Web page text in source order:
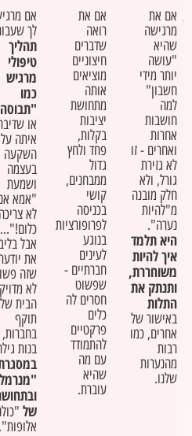
אם את
מרגישה
שהיא
"עושה
יותר מידי
חשבון"
למה
חושבות
אחרות
ואחרים - זו
לא גזירת
גורל, ולא
חלק מובנה
מ"להיות
נערה".
היא תלמד
איך להיות
משוחררת,
ותנתק את
התלות
באישור של
אחרים, כמו
רבות
מהנערות
שלנו.
אם את
רואה
שדברים
חיצוניים
מוציאים
אותה
מתחושת
יציבות
בקלות,
פחד ולחץ
גדול
ממבחנים,
קושי
בכניסה
לפרופורציות
בנוגע
לעינים
חברתיים -
שפשוט
חסרים לה
כלים
פרקטיים
להתמודד
עם מה
שהיא
עוברת.
אם
לך
תהליך
טיפולי
מרגיש
כמו
או
איתה על
השקעה
בעצמה
ושמעת
"אמא
לא צריכה
כלום!"...
אבל
את
שזה
לא
הבית
תוקף
בחברות,
בנות
של
אלופות".